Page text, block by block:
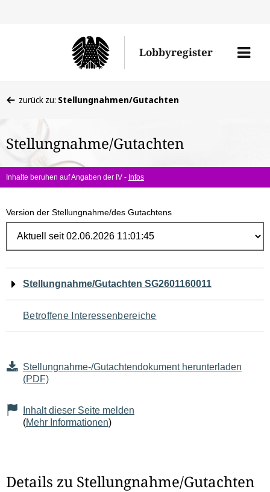
Lobbyregister
Menü
befinden
hier:
zurück zu: Stellungnahmen/Gutachten
Stellungnahme/Gutachten
Inhalte beruhen auf Angaben der IV - Infos
Version der Stellungnahme/des Gutachtens
Navigation
für
den
Seiteninhalt
Stellungnahme/Gutachten SG2601160011
Betroffene Interessenbereiche
Stellungnahme-/Gutachtendokument herunterladen
(PDF)
Inhalt dieser Seite melden
(Mehr Informationen)
Details zu Stellungnahme/Gutachten